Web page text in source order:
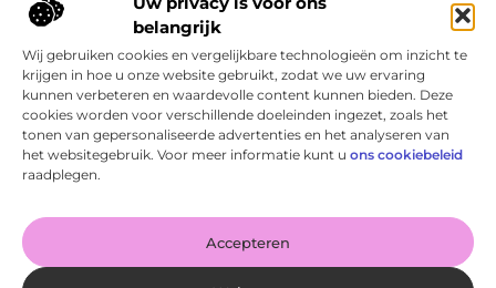
belangrijk
Wij gebruiken cookies en vergelijkbare technologieën om inzicht te
krijgen in hoe u onze website gebruikt, zodat we uw ervaring
kunnen verbeteren en waardevolle content kunnen bieden. Deze
cookies worden voor verschillende doeleinden ingezet, zoals het
tonen van gepersonaliseerde advertenties en het analyseren van
het websitegebruik. Voor meer informatie kunt u ons cookiebeleid
raadplegen.
Accepteren
Printen bij een 3d print service
Goed artikel? Deel hem dan op: Share on X (Twitter)
Share on Facebook Share on Pinterest Share on